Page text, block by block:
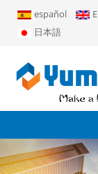
español
日本語